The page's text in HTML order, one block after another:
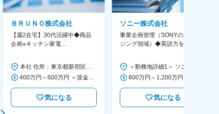
ＢＲＵＮＯ株式会社
【週2在宅】30代活躍中◆商品
企画※キッチン家電
気になる
ソニー株式会社
事業企画管理（SONYのイメー
ジング領域）◆英語力を活か
気になる